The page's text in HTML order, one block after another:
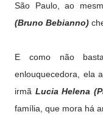
São Paulo, ao
(Bruno Bebianno)
E como não
enlouquecedora, ela
irmã Lucia Helena
família, que mora há